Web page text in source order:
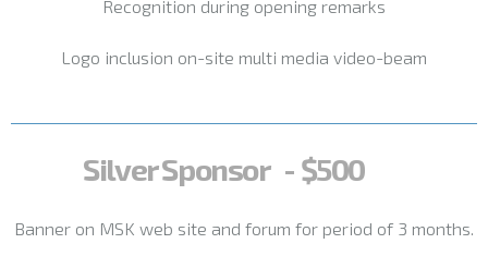
Recognition during opening remarks
Logo inclusion on-site multi media video-beam
Silver Sponsor - $500
Banner on MSK web site and forum for period of 3 months.